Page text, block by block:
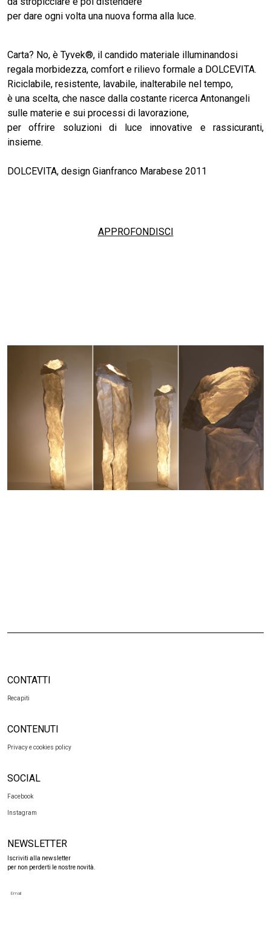
per dare ogni volta una nuova forma alla luce.
Carta? No, è Tyvek®, il candido materiale illuminandosi
regala morbidezza, comfort e rilievo formale a DOLCEVITA.
Riciclabile, resistente, lavabile, inalterabile nel tempo,
è una scelta, che nasce dalla costante ricerca Antonangeli
sulle materie e sui processi di lavorazione,
per offrire soluzioni di luce innovative e rassicuranti,
insieme.
DOLCEVITA, design Gianfranco Marabese 2011
APPROFONDISCI
CONTATTI
Recapiti
CONTENUTI
Privacy e cookies policy
SOCIAL
Facebook
Instagram
NEWSLETTER
Iscriviti alla newsletter
per non perderti le nostre novità.